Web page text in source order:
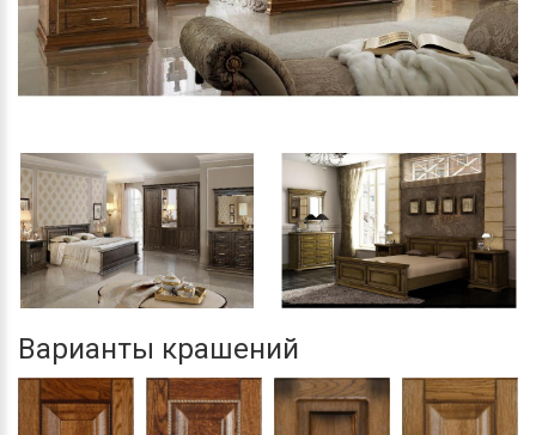
Варианты крашений